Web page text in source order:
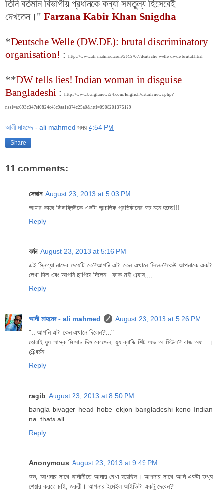
তিনি বর্তমান বিভাগীয় প্রধানকে কন্যা সমতুল্য হিসেবেই
দেখতেন।" Farzana Kabir Khan Snigdha
*Deutsche Welle (DW.DE): brutal discriminatory
organisation! : http://www.ali-mahmed.com/2013/07/deutsche-welle-dwde-brutal.html
**DW tells lies! Indian woman in disguise
Bangladeshi : http://www.banglanews24.com/English/detailsnews.php?
nssl=ac693c347ef0824c46c9aa1e374c25a0&nttl=0908201375129
আলী মাহমেদ - ali mahmed সময় 4:54 PM
Share
11 comments:
সেজান August 23, 2013 at 5:03 PM
আমার কাছে ডিডব্লিউকে একটা আন্চলিক প্রতিষ্ঠানের মত মনে হচ্ছে!!!
Reply
বর্মন August 23, 2013 at 5:16 PM
এই স্নিগ্ধা নামের মেয়েটি কে?আপনি এটা কেন এখানে দিলেন?কেউ আপনাকে একটা
লেখা দিল এবং আপনি ছাপিয়ে দিলেন। ফাক মাই এ্যাস,,,,
Reply
আলী মাহমেদ - ali mahmed
August 23, 2013 at 5:26 PM
"...আপনি এটা কেন এখানে দিলেন?..."
হোয়াই য়্যু আস্ক মি সাচ দিস কোশ্চেন, য়্যু ব্লাডি শিট অভ আ মিউল? বাজ অফ...।
@বর্মন
Reply
ragib August 23, 2013 at 8:50 PM
bangla bivager head hobe ekjon bangladeshi kono Indian
na. thats all.
Reply
Anonymous August 23, 2013 at 9:49 PM
শুভ, আপনার সাথে জার্মানীতে আমার দেখা হয়েছিল। আপনার সাথে আমি একটা তথ্য
শেয়ার করতে চাই, জরুরী। আপনার ইমেইল আইডিটা একটু দেবেন?